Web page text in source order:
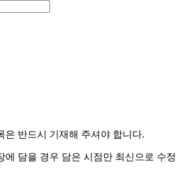
은 반드시 기재해 주셔야 합니다.
에 담을 경우 담은 시점만 최신으로 수정